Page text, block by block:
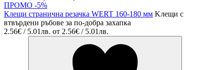
ПРОМО -5%
Клещи странична резачка WERT 160-180 мм Kлещи с
втвърдени ръбове за по-добра захапка
2.56€ / 5.01лв. от 2.56€ / 5.01лв.